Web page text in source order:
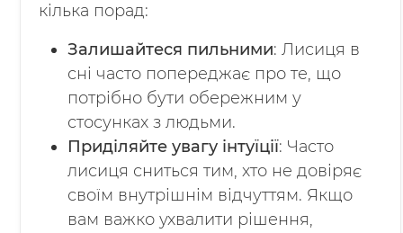
кілька порад:
Залишайтеся пильними: Лисиця в
сні часто попереджає про те, що
потрібно бути обережним у
стосунках з людьми.
Приділяйте увагу інтуїції: Часто
лисиця сниться тим, хто не довіряє
своїм внутрішнім відчуттям. Якщо
вам важко ухвалити рішення,